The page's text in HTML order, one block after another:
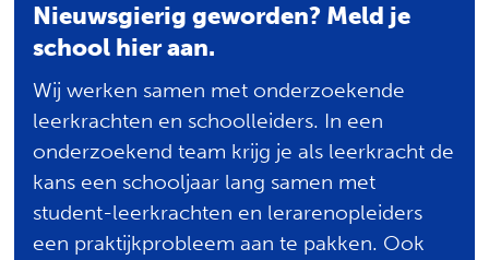
Nieuwsgierig geworden? Meld je
school hier aan.
Wij werken samen met onderzoekende
leerkrachten en schoolleiders. In een
onderzoekend team krijg je als leerkracht de
kans een schooljaar lang samen met
student-leerkrachten en lerarenopleiders
een praktijkprobleem aan te pakken. Ook